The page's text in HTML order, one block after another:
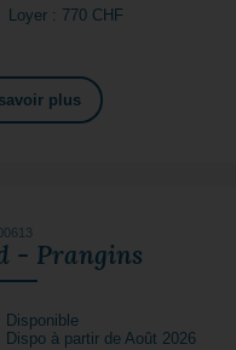
Loyer : 770 CHF
plus
- Prangins
Disponible
Dispo à partir de Août 2026